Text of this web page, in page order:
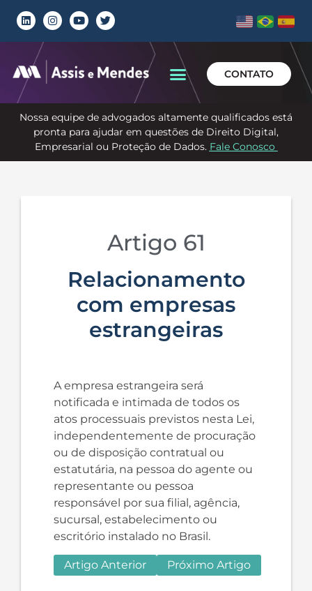
CONTATO
Nossa equipe de advogados altamente qualificados está
pronta para ajudar em questões de Direito Digital,
Empresarial ou Proteção de Dados. Fale Conosco
Artigo 61
Relacionamento
com empresas
estrangeiras
A empresa estrangeira será
notificada e intimada de todos os
atos processuais previstos nesta Lei,
independentemente de procuração
ou de disposição contratual ou
estatutária, na pessoa do agente ou
representante ou pessoa
responsável por sua filial, agência,
sucursal, estabelecimento ou
escritório instalado no Brasil.
Artigo Anterior Próximo Artigo